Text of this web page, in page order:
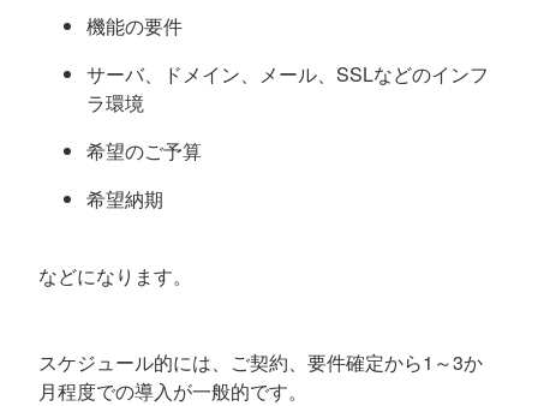
機能の要件
サーバ、ドメイン、メール、SSLなどのインフ
ラ環境
希望のご予算
希望納期
などになります。
スケジュール的には、ご契約、要件確定から1～3か
月程度での導入が一般的です。